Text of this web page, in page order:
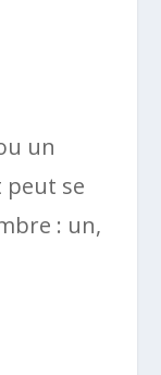
un
se
: un,